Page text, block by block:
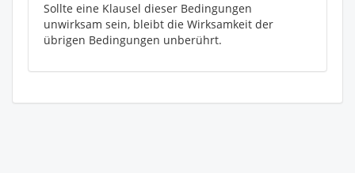
Sollte eine Klausel dieser Bedingungen
unwirksam sein, bleibt die Wirksamkeit der
übrigen Bedingungen unberührt.